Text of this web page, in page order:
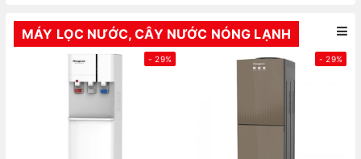
MÁY LỌC NƯỚC, CÂY NƯỚC NÓNG LẠNH
- 29% - 29%